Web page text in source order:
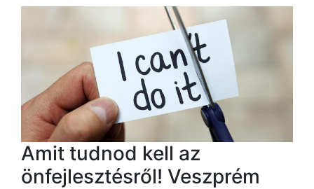
Amit tudnod kell az
önfejlesztésről! Veszprém